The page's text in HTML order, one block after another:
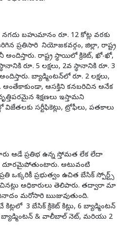
నగదు బహుమానం రూ. 12 కోట్ల వరకు
ప్రతిసారి నియోజకవర్గం, జిల్లా, రాష్ట్ర
రాష్ట్ర స్థాయిలో క్రికెట్, ఖో-ఖో,
రూ. 5 లక్షలు, 2వ స్థానానికి రూ. 3
బ్యాడ్మింటన్‌లో రూ. 2 లక్షలు,
అంతేకాకుండా, ఆసక్తిని కనబరిచిన అనేక
శిక్షణలు ఇస్తామని
సర్టీఫికెట్లు, ట్రోఫీలు, పతకాలు
ఆడే ప్రతిభ ఉన్న స్తోమత లేక లేదా
అటువంటి
ఒక్కరికీ ప్రభుత్వం ఉచిత బేసిక్ స్పోర్ట్స్
అధికారులు తెలిపారు. తద్వారా మా
మరోసారి ఋజువుతుంది.
3 బేసిక్ క్రికెట్ కిట్లు, 6 బ్యాడ్మింటన్
బ్యాడ్మింటన్ & వాలీబాల్ నెట్, మరియు 2